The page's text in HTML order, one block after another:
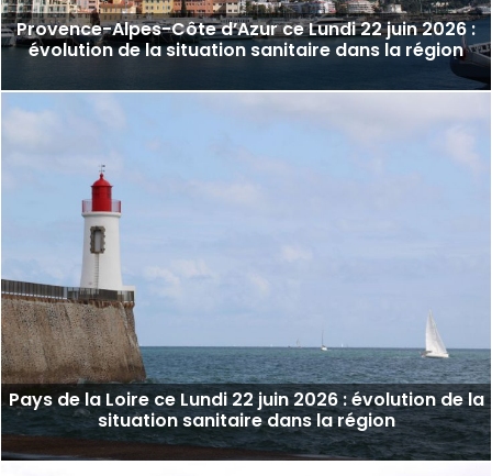
Provence-Alpes-Côte d’Azur ce Lundi 22 juin 2026 :
évolution de la situation sanitaire dans la région
Pays de la Loire ce Lundi 22 juin 2026 : évolution de la
situation sanitaire dans la région